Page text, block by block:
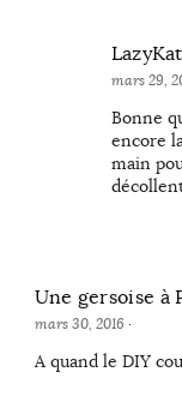
LazyKat
mars 29,
Bonne
encore
main
Une gersoise à
mars 30, 2016 ·
A quand le DIY